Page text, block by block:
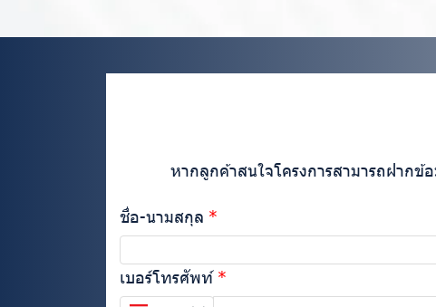
หากลูกค้าสนใจโครงการสามารถฝากข้
ชื่อ-นามสกุล
เบอร์โทรศัพท์